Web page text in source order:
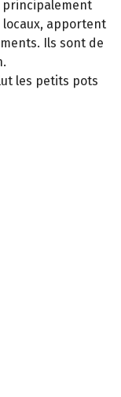
principalement
apportent
Ils sont de
les petits pots